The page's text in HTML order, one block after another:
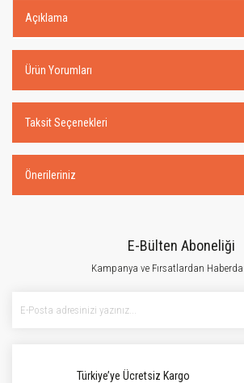
Açıklama
Ürün Yorumları
Taksit Seçenekleri
Önerileriniz
E-Bülten Aboneliği
Kampanya ve Fırsatlardan
Türkiye’ye Ücretsiz Kargo